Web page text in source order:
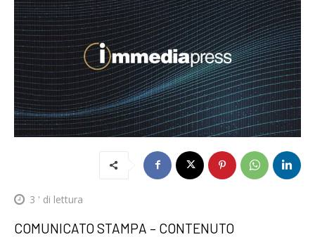
3 ' di lettura
COMUNICATO STAMPA – CONTENUTO